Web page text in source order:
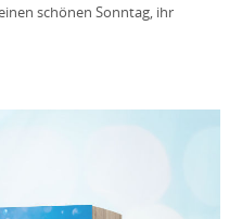
schönen Sonntag, ihr